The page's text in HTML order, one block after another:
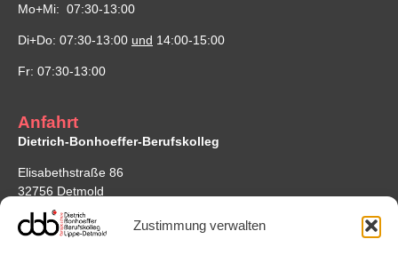
Zustimmung verwalten
Mo+Mi: 07:30-13:00
Di+Do: 07:30-13:00 und 14:00-15:00
Fr: 07:30-13:00
Anfahrt
Dietrich-Bonhoeffer-Berufskolleg
Elisabethstraße 86
32756 Detmold
Google Maps